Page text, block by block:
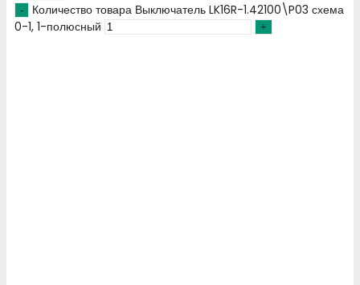
Количество товара Выключатель LK16R-1.42100\P03 схема
0-1, 1-полюсный